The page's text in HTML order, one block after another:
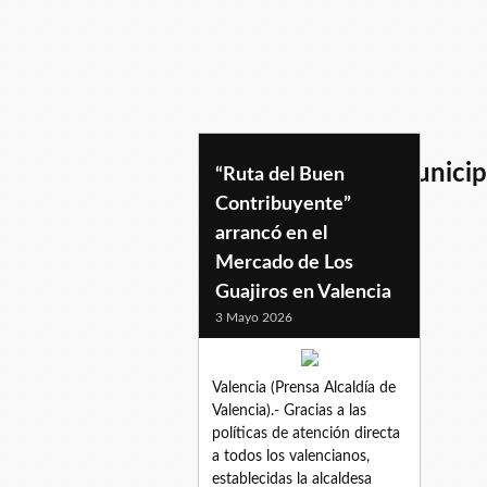
“Ruta del Buen
Contribuyente”
arrancó en el
Mercado de Los
Guajiros en Valencia
3 Mayo 2026
Valencia (Prensa Alcaldía de
Valencia).- Gracias a las
políticas de atención directa
a todos los valencianos,
establecidas la alcaldesa